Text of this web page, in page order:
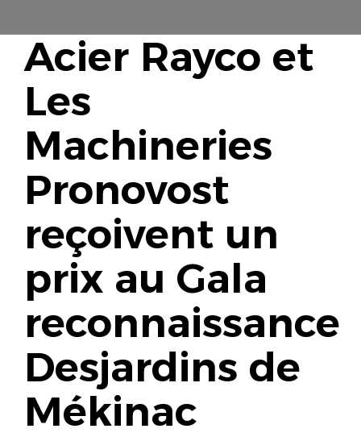
Acier Rayco et
Les
Machineries
Pronovost
reçoivent un
prix au Gala
reconnaissance
Desjardins de
Mékinac